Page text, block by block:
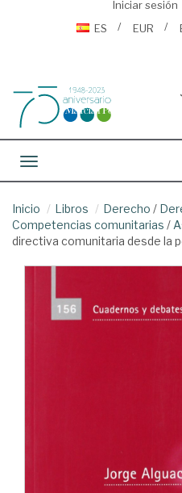
Iniciar sesión
ES
EUR
Toggle navigation
Inicio Libros Derecho /
Competencias comunitarias /
directiva comunitaria desde la